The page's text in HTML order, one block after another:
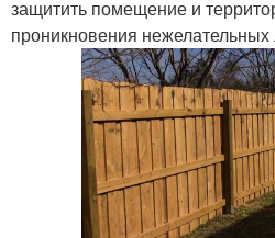
защитить помещение и
проникновения нежелательных